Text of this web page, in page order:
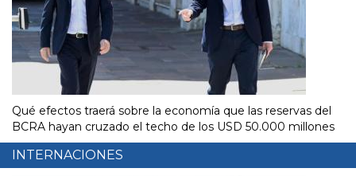
Qué efectos traerá sobre la economía que las reservas del
BCRA hayan cruzado el techo de los USD 50.000 millones
INTERNACIONES